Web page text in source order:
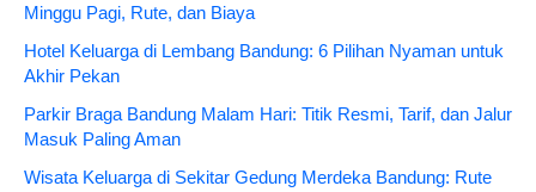
Minggu Pagi, Rute, dan Biaya
Hotel Keluarga di Lembang Bandung: 6 Pilihan Nyaman untuk
Akhir Pekan
Parkir Braga Bandung Malam Hari: Titik Resmi, Tarif, dan Jalur
Masuk Paling Aman
Wisata Keluarga di Sekitar Gedung Merdeka Bandung: Rute